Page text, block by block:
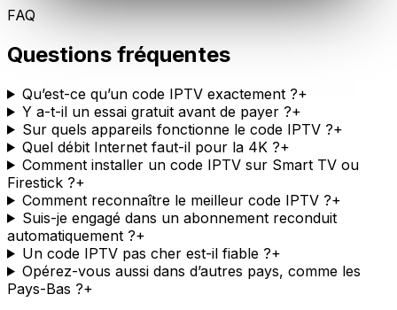
FAQ
Questions fréquentes
Qu’est-ce qu’un code IPTV exactement ?+
Y a-t-il un essai gratuit avant de payer ?+
Sur quels appareils fonctionne le code IPTV ?+
Quel débit Internet faut-il pour la 4K ?+
Comment installer un code IPTV sur Smart TV ou
Firestick ?+
Comment reconnaître le meilleur code IPTV ?+
Suis-je engagé dans un abonnement reconduit
automatiquement ?+
Un code IPTV pas cher est-il fiable ?+
Opérez-vous aussi dans d’autres pays, comme les
Pays-Bas ?+